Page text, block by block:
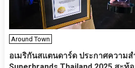
Around Town
อเมริกันสแตนดาร์ด ประกาศความส